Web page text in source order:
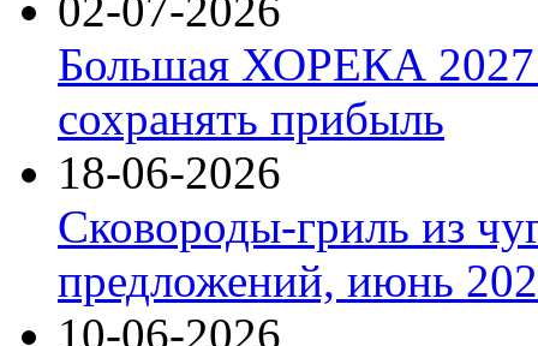
Большая ХОРЕКА 2027:
сохранять прибыль
18-06-2026
Сковороды-гриль из
предложений, июнь
10-06-2026